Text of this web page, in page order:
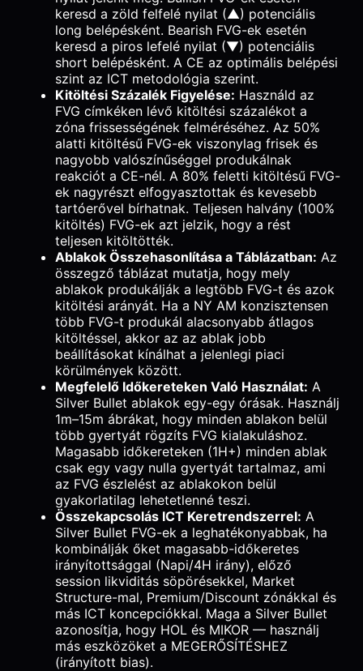
keresd a zöld felfelé nyilat (▲) potenciális
long belépésként. Bearish FVG-ek esetén
keresd a piros lefelé nyilat (▼) potenciális
short belépésként. A CE az optimális belépési
szint az ICT metodológia szerint.
Kitöltési Százalék Figyelése: Használd az
FVG címkéken lévő kitöltési százalékot a
zóna frissességének felméréséhez. Az 50%
alatti kitöltésű FVG-ek viszonylag frisek és
nagyobb valószínűséggel produkálnak
reakciót a CE-nél. A 80% feletti kitöltésű FVG-
ek nagyrészt elfogyasztottak és kevesebb
tartóerővel bírhatnak. Teljesen halvány (100%
kitöltés) FVG-ek azt jelzik, hogy a rést
teljesen kitöltötték.
Ablakok Összehasonlítása a Táblázatban: Az
összegző táblázat mutatja, hogy mely
ablakok produkálják a legtöbb FVG-t és azok
kitöltési arányát. Ha a NY AM konzisztensen
több FVG-t produkál alacsonyabb átlagos
kitöltéssel, akkor az az ablak jobb
beállításokat kínálhat a jelenlegi piaci
körülmények között.
Megfelelő Időkereteken Való Használat: A
Silver Bullet ablakok egy-egy órásak. Használj
1m–15m ábrákat, hogy minden ablakon belül
több gyertyát rögzíts FVG kialakuláshoz.
Magasabb időkereteken (1H+) minden ablak
csak egy vagy nulla gyertyát tartalmaz, ami
az FVG észlelést az ablakokon belül
gyakorlatilag lehetetlenné teszi.
Összekapcsolás ICT Keretrendszerrel: A
Silver Bullet FVG-ek a leghatékonyabbak, ha
kombinálják őket magasabb-időkeretes
irányítottsággal (Napi/4H irány), előző
session likviditás söpörésekkel, Market
Structure-mal, Premium/Discount zónákkal és
más ICT koncepciókkal. Maga a Silver Bullet
azonosítja, hogy HOL és MIKOR — használj
más eszközöket a MEGERŐSÍTÉSHEZ
(irányított bias).